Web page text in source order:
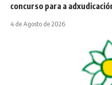
concurso para a
4 de Agosto de 2026